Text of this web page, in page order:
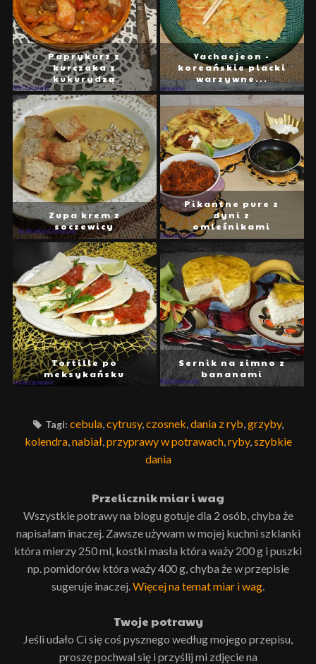
Paprykarz z
kurczaka z
kukurydzą
Yachaejeon -
koreańskie placki
warzywne...
Zupa krem z
soczewicy
Pikantne pure z
dyni z
omleśnikami
Tortille po
meksykańsku
Sernik na zimno z
bananami
Tagi: cebula,cytrusy,czosnek,dania z ryb,grzyby,
kolendra,nabiał,przyprawy w potrawach,ryby,szybkie
dania
Przelicznik miar i wag
Wszystkie potrawy na blogu gotuje dla 2 osób, chyba że
napisałam inaczej. Zawsze używam w mojej kuchni szklanki
która mierzy 250 ml, kostki masła która waży 200 g i puszki
np. pomidorów która waży 400 g, chyba że w przepisie
sugeruje inaczej.Więcej na temat miar i wag.
Twoje potrawy
Jeśli udało Ci się coś pysznego według mojego przepisu,
proszę pochwal się i przyślij mi zdjęcie na